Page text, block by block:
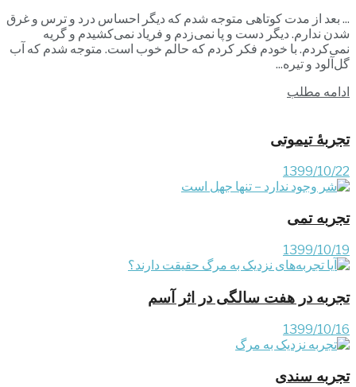
... بعد از مدت کوتاهی متوجه شدم که دیگر احساس درد و ترس و غرق
شدن ندارم. دیگر دست و پا نمی‌زدم و فریاد نمی‌کشیدم و گریه
نمی‌کردم. با خودم فکر کردم که حالم خوب است. متوجه شدم که آب
گل‌آلود و تیره...
ادامه مطلب
تجربۀ تیموتی
1399/10/22
تجربه تمی
1399/10/19
تجربه در هفت سالگی در اثر آسم
1399/10/16
تجربه سندی